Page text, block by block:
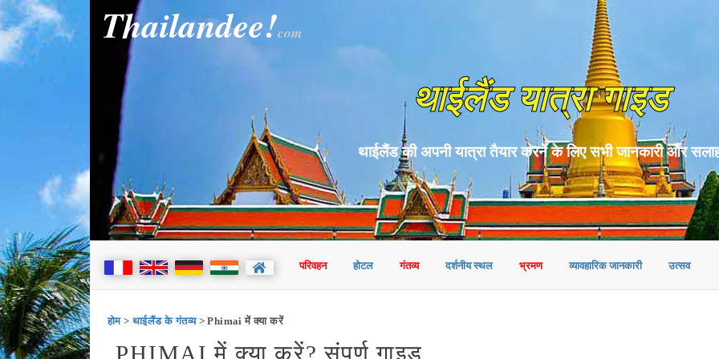
Thailandee!com
थाईलैंड यात्रा गाइड
थाईलैंड की अपनी यात्रा तैयार करने के लिए सभी जानकारी और
परिवहन होटल गंतव्य दर्शनीय स्थल भ्रमण व्यावहारिक जानकारी उत्सव
होम>थाईलैंड के गंतव्य> Phimai में क्या करें
PHIMAI में क्या करें? संपूर्ण गाइड